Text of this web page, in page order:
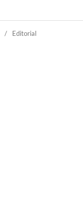
/ Editorial